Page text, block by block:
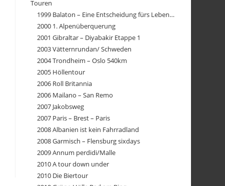
Touren
1999 Balaton – Eine Entscheidung fürs Leben…
2000 1. Alpenüberquerung
2001 Gibraltar – Diyabakir Etappe 1
2003 Vätternrundan/ Schweden
2004 Trondheim – Oslo 540km
2005 Höllentour
2006 Roll Britannia
2006 Mailano – San Remo
2007 Jakobsweg
2007 Paris – Brest – Paris
2008 Albanien ist kein Fahrradland
2008 Garmisch – Flensburg sixdays
2009 Annum perdidi/Malle
2010 A tour down under
2010 Die Biertour